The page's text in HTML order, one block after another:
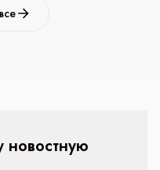
новостную